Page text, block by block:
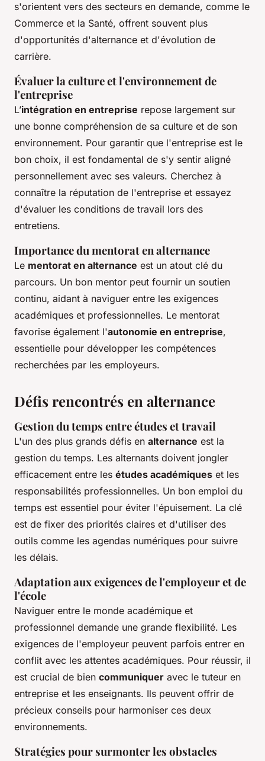
s'orientent vers des secteurs en demande, comme le
Commerce et la Santé, offrent souvent plus
d'opportunités d'alternance et d'évolution de
carrière.
Évaluer la culture et l'environnement de
l'entreprise
L’intégration en entreprise repose largement sur
une bonne compréhension de sa culture et de son
environnement. Pour garantir que l'entreprise est le
bon choix, il est fondamental de s'y sentir aligné
personnellement avec ses valeurs. Cherchez à
connaître la réputation de l'entreprise et essayez
d'évaluer les conditions de travail lors des
entretiens.
Importance du mentorat en alternance
Le mentorat en alternance est un atout clé du
parcours. Un bon mentor peut fournir un soutien
continu, aidant à naviguer entre les exigences
académiques et professionnelles. Le mentorat
favorise également l'autonomie en entreprise,
essentielle pour développer les compétences
recherchées par les employeurs.
Défis rencontrés en alternance
Gestion du temps entre études et travail
L'un des plus grands défis en alternance est la
gestion du temps. Les alternants doivent jongler
efficacement entre les études académiques et les
responsabilités professionnelles. Un bon emploi du
temps est essentiel pour éviter l'épuisement. La clé
est de fixer des priorités claires et d'utiliser des
outils comme les agendas numériques pour suivre
les délais.
Adaptation aux exigences de l'employeur et de
l'école
Naviguer entre le monde académique et
professionnel demande une grande flexibilité. Les
exigences de l'employeur peuvent parfois entrer en
conflit avec les attentes académiques. Pour réussir, il
est crucial de bien communiquer avec le tuteur en
entreprise et les enseignants. Ils peuvent offrir de
précieux conseils pour harmoniser ces deux
environnements.
Stratégies pour surmonter les obstacles